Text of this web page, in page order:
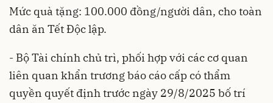
Mức quà tặng: 100.000 đồng/người dân, cho toàn
dân ăn Tết Độc lập.
- Bộ Tài chính chủ trì, phối hợp với các cơ quan
liên quan khẩn trương báo cáo cấp có thẩm
quyền quyết định trước ngày 29/8/2025 bố trí